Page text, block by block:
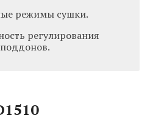
режимы сушки.
регулирования